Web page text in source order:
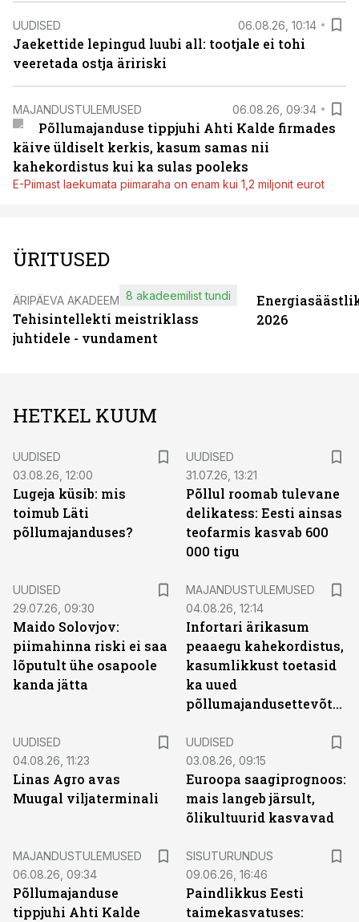
UUDISED 06.08.26, 10:14
Jaekettide lepingud luubi all: tootjale ei tohi
veeretada ostja äririski
MAJANDUSTULEMUSED 06.08.26, 09:34
Põllumajanduse tippjuhi Ahti Kalde firmades
käive üldiselt kerkis, kasum samas nii
kahekordistus kui ka sulas pooleks
E-Piimast laekumata piimaraha on enam kui 1,2 miljonit eurot
ÜRITUSED
ÄRIPÄEVA AKADEEMIA
Tehisintellekti meistriklass
juhtidele - vundament
8 akadeemilist tundi
2026
HETKEL KUUM
UUDISED
03.08.26, 12:00
Lugeja küsib: mis
toimub Läti
põllumajanduses?
UUDISED
31.07.26, 13:21
Põllul roomab tulevane
delikatess: Eesti ainsas
teofarmis kasvab 600
000 tigu
UUDISED
29.07.26, 09:30
Maido Solovjov:
piimahinna riski ei saa
lõputult ühe osapoole
kanda jätta
MAJANDUSTULEMUSED
04.08.26, 12:14
Infortari ärikasum
peaaegu kahekordistus,
kasumlikkust toetasid
ka uued
põllumajandusettevõtted
UUDISED
04.08.26, 11:23
Linas Agro avas
Muugal viljaterminali
UUDISED
03.08.26, 09:15
Euroopa saagiprognoos:
mais langeb järsult,
õlikultuurid kasvavad
MAJANDUSTULEMUSED
06.08.26, 09:34
Põllumajanduse
tippjuhi Ahti Kalde
SISUTURUNDUS
09.06.26, 16:46
Paindlikkus Eesti
taimekasvatuses: